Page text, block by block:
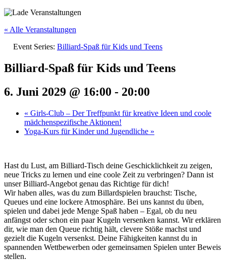
« Alle Veranstaltungen
Event Series: Billiard-Spaß für Kids und Teens
Billiard-Spaß für Kids und Teens
6. Juni 2029 @ 16:00 - 20:00
« Girls-Club – Der Treffpunkt für kreative Ideen und coole
mädchenspezifische Aktionen!
Yoga-Kurs für Kinder und Jugendliche »
Hast du Lust, am Billiard-Tisch deine Geschicklichkeit zu zeigen,
neue Tricks zu lernen und eine coole Zeit zu verbringen? Dann ist
unser Billiard-Angebot genau das Richtige für dich!
Wir haben alles, was du zum Billardspielen brauchst: Tische,
Queues und eine lockere Atmosphäre. Bei uns kannst du üben,
spielen und dabei jede Menge Spaß haben – Egal, ob du neu
anfängst oder schon ein paar Kugeln versenken kannst. Wir erklären
dir, wie man den Queue richtig hält, clevere Stöße machst und
gezielt die Kugeln versenkst. Deine Fähigkeiten kannst du in
spannenden Wettbewerben oder gemeinsamen Spielen unter Beweis
stellen.